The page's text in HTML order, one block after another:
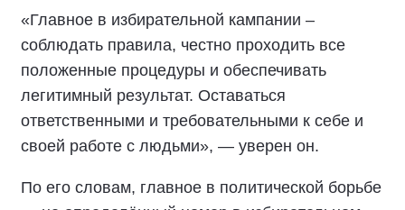
«Главное в избирательной кампании –
соблюдать правила, честно проходить все
положенные процедуры и обеспечивать
легитимный результат. Оставаться
ответственными и требовательными к себе и
своей работе с людьми», — уверен он.
По его словам, главное в политической борьбе